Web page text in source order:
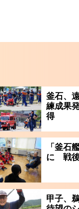
釜石、
練成果
得
「釜石
に 戦後
甲子、